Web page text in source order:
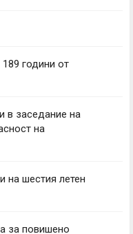
години от
в заседание на
на
на шестия летен
за повишено